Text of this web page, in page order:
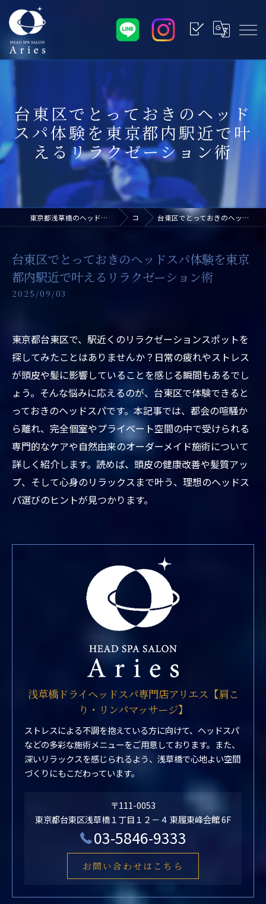
台東区でとっておきのヘッド
スパ体験を東京都内駅近で叶
えるリラクゼーション術
東京都浅草橋のヘッドスパなら浅草橋ドライヘッドスパ専門店アリエス コラム 台東区でとっておきのヘッドスパ体験を東京都内駅近で叶えるリラクゼーション術
台東区でとっておきのヘッドスパ体験を東京
都内駅近で叶えるリラクゼーション術
2025/09/03
東京都台東区で、駅近くのリラクゼーションスポットを
探してみたことはありませんか？日常の疲れやストレス
が頭皮や髪に影響していることを感じる瞬間もあるでし
ょう。そんな悩みに応えるのが、台東区で体験できると
っておきのヘッドスパです。本記事では、都会の喧騒か
ら離れ、完全個室やプライベート空間の中で受けられる
専門的なケアや自然由来のオーダーメイド施術について
詳しく紹介します。読めば、頭皮の健康改善や髪質アッ
プ、そして心身のリラックスまで叶う、理想のヘッドス
パ選びのヒントが見つかります。
浅草橋ドライヘッドスパ専門店アリエス【肩こ
り・リンパマッサージ】
ストレスによる不調を抱えている方に向けて、ヘッドスパ
などの多彩な施術メニューをご用意しております。また、
深いリラックスを感じられるよう、浅草橋で心地よい空間
づくりにもこだわっています。
〒111-0053
東京都台東区浅草橋１丁目１２－４ 東履東峰会館 6F
03-5846-9333
お問い合わせはこちら